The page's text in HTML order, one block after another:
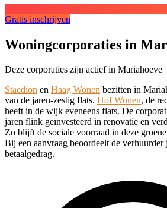
Gratis inschrijven
Woningcorporaties in
Deze corporaties zijn actief in Mariahoeve
Staedion en Haag Wonen bezitten in
van de jaren-zestig flats. Hof Wonen, de
heeft in de wijk eveneens flats. De
jaren flink geïnvesteerd in renovatie en
Zo blijft de sociale voorraad in deze
Bij een aanvraag beoordeelt de
betaalgedrag.